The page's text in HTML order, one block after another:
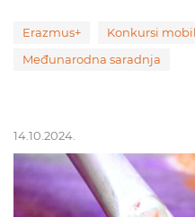
Erazmus+
Konkursi
Međunarodna saradnja
14.10.2024.